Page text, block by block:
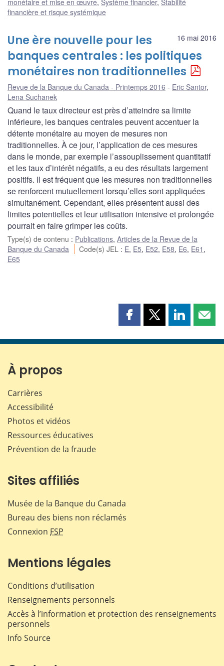
financière et risque systémique
16 mai 2016
Une ère nouvelle pour les
banques centrales : les politiques
monétaires non traditionnelles
Revue de la Banque du Canada - Printemps 2016 Eric Santor,
Lena Suchanek
Quand le taux directeur est près d’atteindre sa limite
inférieure, les banques centrales peuvent accentuer la
détente monétaire au moyen de mesures non
traditionnelles. À ce jour, l’application de ces mesures
dans le monde, par exemple l’assouplissement quantitatif
et les taux d’intérêt négatifs, a eu des résultats largement
positifs. Il est fréquent que les mesures non traditionnelles
se renforcent mutuellement lorsqu’elles sont appliquées
simultanément. Cependant, elles présentent aussi des
limites potentielles et leur utilisation intensive et prolongée
pourrait en faire grimper les coûts.
Type(s) de contenu : Publications, Articles de la Revue de la
Banque du Canada
Code(s) JEL : E, E5, E52, E58, E6, E61 ,
E65
Partager
page
Partager
page
Partager
page page
À propos
Carrières
Accessibilité
Photos et vidéos
Ressources éducatives
Prévention de la fraude
Sites affiliés
Musée de la Banque du Canada
Bureau des biens non réclamés
Connexion FSP
Mentions légales
Conditions d’utilisation
Renseignements personnels
Accès à l’information et protection des renseignements
personnels
Info Source